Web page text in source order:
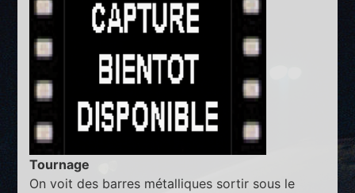
Tournage
On voit des barres métalliques sortir sous le